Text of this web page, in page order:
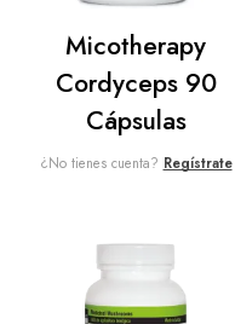
Micotherapy
Cordyceps 90
Cápsulas
¿No tienes cuenta? Regístrate